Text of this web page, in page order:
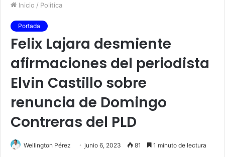
Inicio / Politica
Portada
Felix Lajara desmiente
afirmaciones del periodista
Elvin Castillo sobre
renuncia de Domingo
Contreras del PLD
Wellington Pérez junio 6, 2023 81 1 minuto de lectura